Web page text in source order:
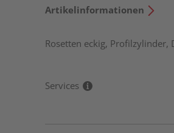
Artikelinformationen
Rosetten eckig, Profilzylinder,
Services